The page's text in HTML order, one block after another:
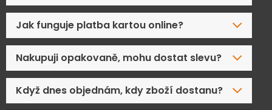
Jak funguje platba kartou online?
Nakupuji opakovaně, mohu dostat slevu?
Když dnes objednám, kdy zboží dostanu?